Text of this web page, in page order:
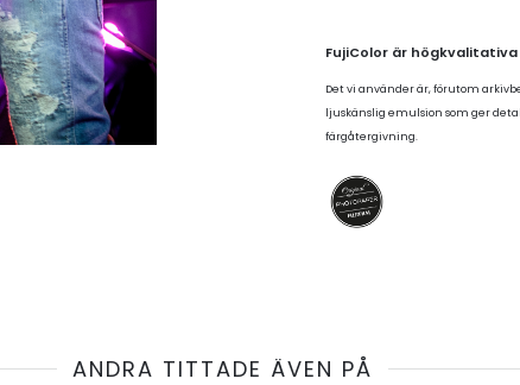
FujiColor är
Det vi använder är, förutom
ljuskänslig emulsion som ger
färgåtergivning.
ANDRA TITTADE ÄVEN PÅ